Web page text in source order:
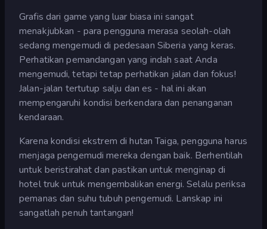
Grafis dari game yang luar biasa ini sangat
menakjubkan - para pengguna merasa seolah-olah
sedang mengemudi di pedesaan Siberia yang keras.
Perhatikan pemandangan yang indah saat Anda
mengemudi, tetapi tetap perhatikan jalan dan fokus!
Jalan-jalan tertutup salju dan es - hal ini akan
mempengaruhi kondisi berkendara dan penanganan
kendaraan.
Karena kondisi ekstrem di hutan Taiga, pengguna harus
menjaga pengemudi mereka dengan baik. Berhentilah
untuk beristirahat dan pastikan untuk menginap di
hotel truk untuk mengembalikan energi. Selalu periksa
pemanas dan suhu tubuh pengemudi. Lanskap ini
sangatlah penuh tantangan!